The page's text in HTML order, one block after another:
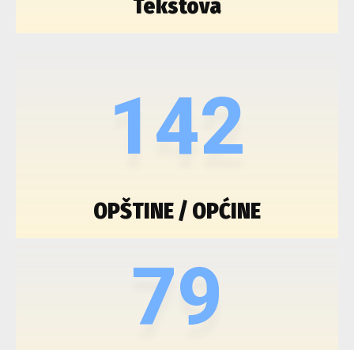
Tekstova
142
OPŠTINE / OPĆINE
79